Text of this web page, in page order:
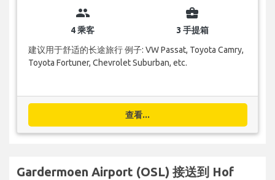
group
4 乘客
business_center
3 手提箱
建议用于舒适的长途旅行 例子: VW Passat, Toyota Camry,
Toyota Fortuner, Chevrolet Suburban, etc.
查看...
Gardermoen Airport (OSL) 接送到 Hof